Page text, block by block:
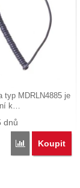
typ MDRLN4885 je
k…
dnů
Porovnat
Koupit